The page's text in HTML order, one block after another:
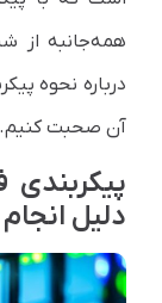
همه‌جانبه از
درباره نحوه
آن صحبت کنیم.
دلیل